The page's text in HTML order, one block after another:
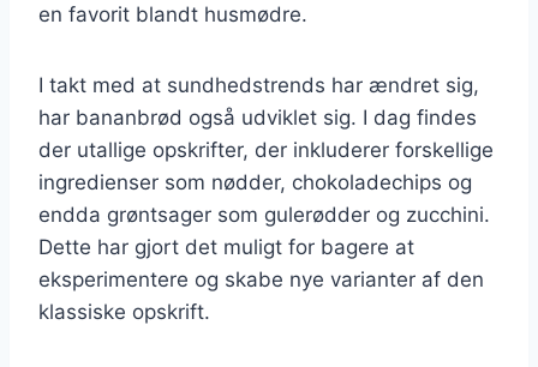
en favorit blandt husmødre.
I takt med at sundhedstrends har ændret sig,
har bananbrød også udviklet sig. I dag findes
der utallige opskrifter, der inkluderer forskellige
ingredienser som nødder, chokoladechips og
endda grøntsager som gulerødder og zucchini.
Dette har gjort det muligt for bagere at
eksperimentere og skabe nye varianter af den
klassiske opskrift.